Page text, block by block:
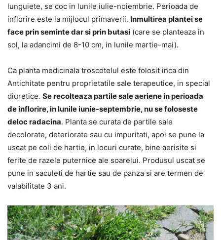
lunguiete, se coc in lunile iulie-noiembrie. Perioada de
inflorire este la mijlocul primaverii. Inmultirea plantei se
face prin seminte dar si prin butasi (care se planteaza in
sol, la adancimi de 8-10 cm, in lunile martie-mai).
Ca planta medicinala troscotelul este folosit inca din
Antichitate pentru proprietatile sale terapeutice, in special
diuretice. Se recolteaza partile sale aeriene in perioada
de inflorire, in lunile iunie-septembrie, nu se foloseste
deloc radacina. Planta se curata de partile sale
decolorate, deteriorate sau cu impuritati, apoi se pune la
uscat pe coli de hartie, in locuri curate, bine aerisite si
ferite de razele puternice ale soarelui. Produsul uscat se
pune in saculeti de hartie sau de panza si are termen de
valabilitate 3 ani.